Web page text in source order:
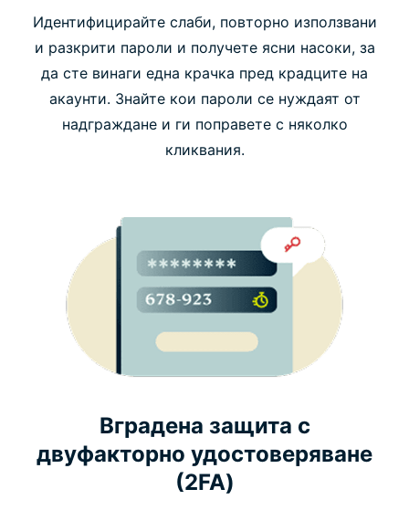
Идентифицирайте слаби, повторно използвани
и разкрити пароли и получете ясни насоки, за
да сте винаги една крачка пред крадците на
акаунти. Знайте кои пароли се нуждаят от
надграждане и ги поправете с няколко
кликвания.
Вградена защита с
двуфакторно удостоверяване
(2FA)